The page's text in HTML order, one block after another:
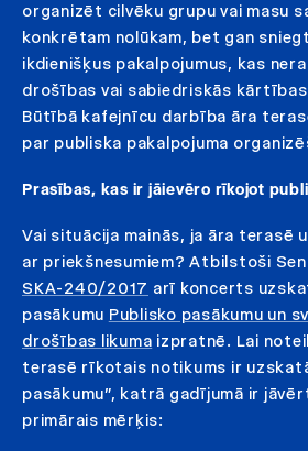
organizēt cilvēku grupu vai masu
konkrētam nolūkam, bet gan
ikdienišķus pakalpojumus, kas
drošības vai sabiedriskās kārtības
Būtībā kafejnīcu darbība āra
par publiska pakalpojuma
Prasības, kas ir jāievēro rīkojot
Vai situācija mainās, ja āra terasē
ar priekšnesumiem? Atbilstoši
SKA-240/2017 arī koncerts
pasākumu Publisko pasākumu un
drošības likuma izpratnē. Lai
terasē rīkotais notikums ir
pasākumu”, katrā gadījumā ir
primārais mērķis: